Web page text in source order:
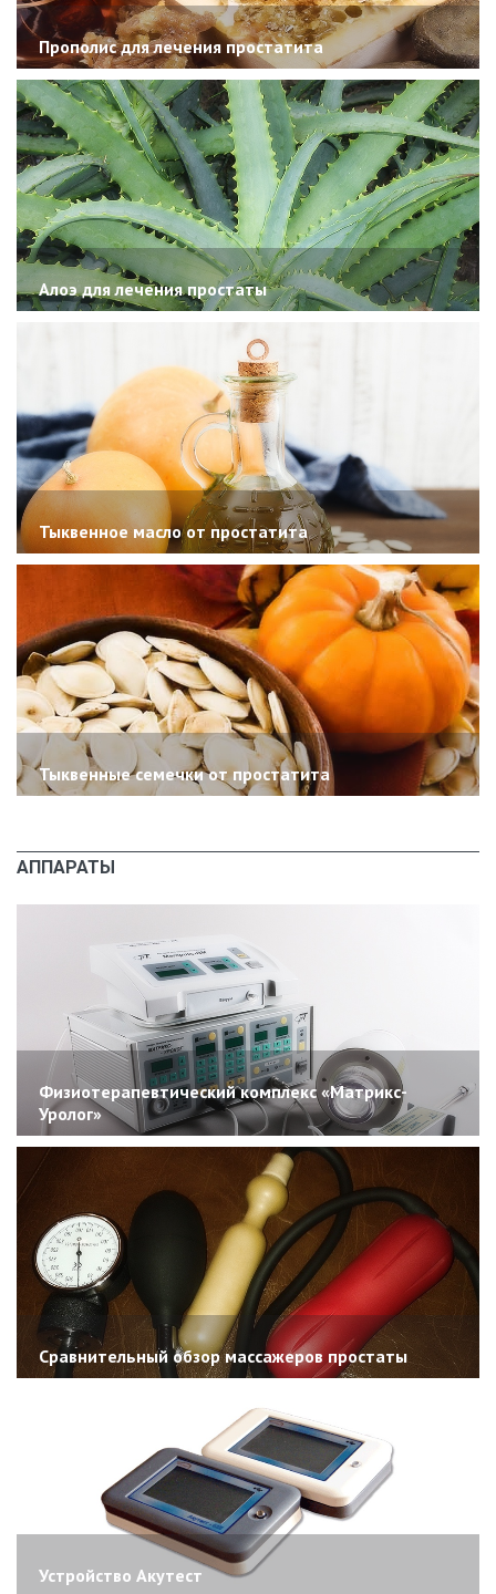
Прополис для лечения простатита
Алоэ для лечения простаты
Тыквенное масло от простатита
Тыквенные семечки от простатита
АППАРАТЫ
Физиотерапевтический комплекс «Матрикс-
Уролог»
Сравнительный обзор массажеров простаты
Устройство Акутест